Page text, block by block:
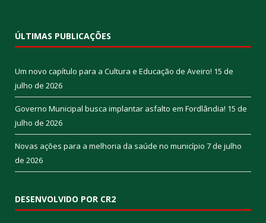
ÚLTIMAS PUBLICAÇÕES
Um novo capítulo para a Cultura e Educação de Aveiro! 15 de
julho de 2026
Governo Municipal busca implantar asfalto em Fordlândia! 15 de
julho de 2026
Novas ações para a melhoria da saúde no município 7 de julho
de 2026
DESENVOLVIDO POR CR2